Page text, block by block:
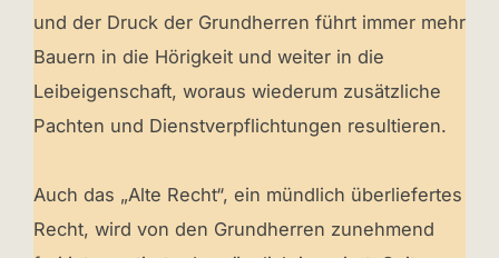
und der Druck der Grundherren führt immer mehr
Bauern in die Hörigkeit und weiter in die
Leibeigenschaft, woraus wiederum zusätzliche
Pachten und Dienstverpflichtungen resultieren.
Auch das „Alte Recht“, ein mündlich überliefertes
Recht, wird von den Grundherren zunehmend